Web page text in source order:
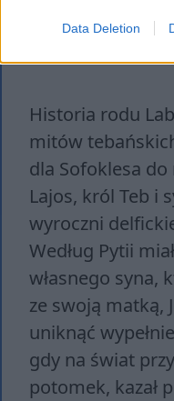
Data Deletion
Mit
Historia rodu
mitów
dla Sofoklesa
Lajos, król Teb i
wyroczni
Według Pytii
własnego syna,
ze swoją matką,
uniknąć
gdy na świat
potomek, kazał